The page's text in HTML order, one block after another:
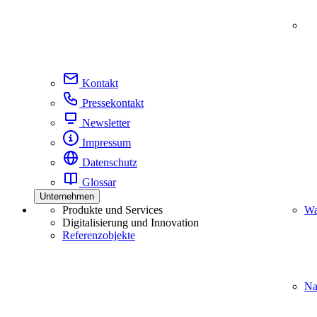
Kontakt
Pressekontakt
Newsletter
Impressum
Datenschutz
Glossar
Unternehmen
Produkte und Services
Digitalisierung und Innovation
Referenzobjekte